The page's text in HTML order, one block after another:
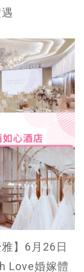
】6月26日
Love婚嫁體